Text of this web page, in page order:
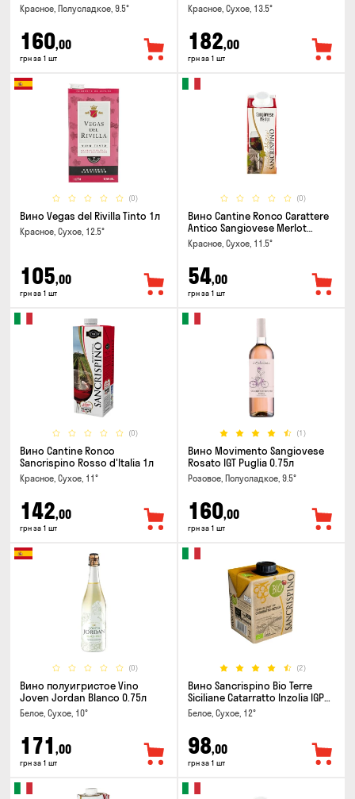
Красное, Полусладкое, 9.5°
160,00
грн за 1 шт
Красное, Сухое, 13.5°
182,00
грн за 1 шт
(0)
Вино Vegas del Rivilla Tinto 1л
Красное, Сухое, 12.5°
105,00
грн за 1 шт
(0)
Вино Cantine Ronco Carattere
Antico Sangiovese Merlot
Rubicone IGT 0.25л
Красное, Сухое, 11.5°
54,00
грн за 1 шт
(0)
Вино Cantine Ronco
Sancrispino Rosso d'Italia 1л
Красное, Сухое, 11°
142,00
грн за 1 шт
(1)
Вино Movimento Sangiovese
Rosato IGT Puglia 0.75л
Розовое, Полусладкое, 9.5°
160,00
грн за 1 шт
(0)
Вино полуигристое Vino
Joven Jordan Blanco 0.75л
Белое, Сухое, 10°
171 ,00
грн за 1 шт
(2)
Вино Sancrispino Bio Terre
Siciliane Catarratto Inzolia IGP
0.5л
Белое, Сухое, 12°
98,00
грн за 1 шт